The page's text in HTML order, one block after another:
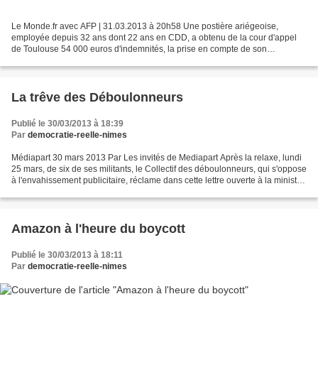
Le Monde.fr avec AFP | 31.03.2013 à 20h58 Une postière ariégeoise,
employée depuis 32 ans dont 22 ans en CDD, a obtenu de la cour d'appel
de Toulouse 54 000 euros d'indemnités, la prise en compte de son
La trêve des Déboulonneurs
Publié le 30/03/2013 à 18:39
Par democratie-reelle-nimes
Médiapart 30 mars 2013 Par Les invités de Mediapart Après la relaxe, lundi
25 mars, de six de ses militants, le Collectif des déboulonneurs, qui s'oppose
à l'envahissement publicitaire, réclame dans cette lettre ouverte à la ministre
Amazon à l'heure du boycott
Publié le 30/03/2013 à 18:11
Par democratie-reelle-nimes